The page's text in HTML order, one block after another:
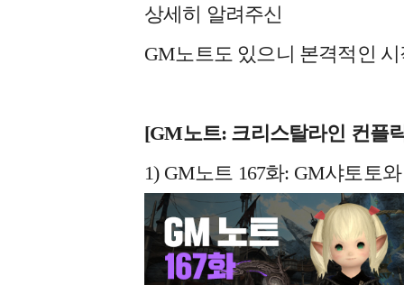
상세히 알려주신
GM노트도 있으니 본격적인
[GM노트: 크리스탈라인 컨플
1) GM노트 167화: GM샤토토